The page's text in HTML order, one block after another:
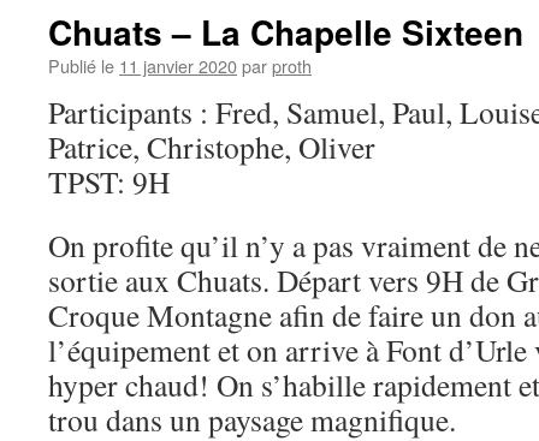
Chuats – La Chapelle Sixteen
Publié le 11 janvier 2020parproth
Participants : Fred, Samuel, Paul,
Patrice, Christophe, Oliver
TPST: 9H
On profite qu’il n’y a pas vraiment de
sortie aux Chuats. Départ vers 9H de
Croque Montagne afin de faire un don
l’équipement et on arrive à Font
hyper chaud! On s’habille rapidement
trou dans un paysage magnifique.